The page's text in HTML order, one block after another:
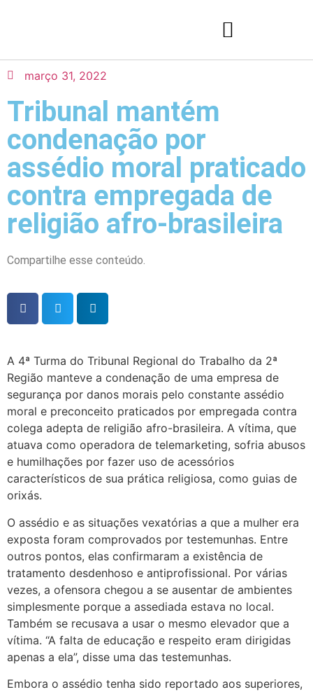
março 31, 2022
Tribunal mantém
condenação por
assédio moral praticado
contra empregada de
religião afro-brasileira
Compartilhe esse conteúdo.
A 4ª Turma do Tribunal Regional do Trabalho da 2ª
Região manteve a condenação de uma empresa de
segurança por danos morais pelo constante assédio
moral e preconceito praticados por empregada contra
colega adepta de religião afro-brasileira. A vítima, que
atuava como operadora de telemarketing, sofria abusos
e humilhações por fazer uso de acessórios
característicos de sua prática religiosa, como guias de
orixás.
O assédio e as situações vexatórias a que a mulher era
exposta foram comprovados por testemunhas. Entre
outros pontos, elas confirmaram a existência de
tratamento desdenhoso e antiprofissional. Por várias
vezes, a ofensora chegou a se ausentar de ambientes
simplesmente porque a assediada estava no local.
Também se recusava a usar o mesmo elevador que a
vítima. “A falta de educação e respeito eram dirigidas
apenas a ela”, disse uma das testemunhas.
Embora o assédio tenha sido reportado aos superiores,